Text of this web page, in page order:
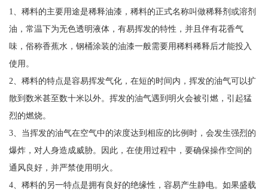
1、稀料的主要用途是稀释油漆，稀料的正式名称叫做稀释剂或溶剂
油，常温下为无色透明液体，有易挥发的特性，并且伴有花香气
味，俗称香蕉水，钢桶涂装的油漆一般需要用稀料稀释后才能投入
使用。
2、稀料的特点是容易挥发气化，在短的时间内，挥发的油气可以扩
散到数米甚至数十米以外。挥发的油气遇到明火会被引燃，引起猛
烈的燃烧。
3、当挥发的油气在空气中的浓度达到相应的比例时，会发生强烈的
爆炸，对人身造成威胁。因此，在使用过程中，要确保操作空间的
通风良好，并严禁使用明火。
4、稀料的另一特点是拥有良好的绝缘性，容易产生静电。如果盛载